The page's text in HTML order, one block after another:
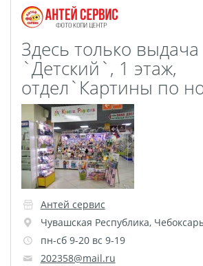
Таблички и указатели
Фото на украшениях
Сувениры Новый год
Фотокарточки в стиле
Полароид
Игрушки с фото
DTF-печать
Гирлянды с фото
Термокружки
Грамоты
Дипломы
Благодарности
Здесь только
`Детский`, 1 этаж,
отдел`Картины по
Антей сервис
Чувашская Республика,
пн-сб 9-20 вс 9-19
202358@mail.ru